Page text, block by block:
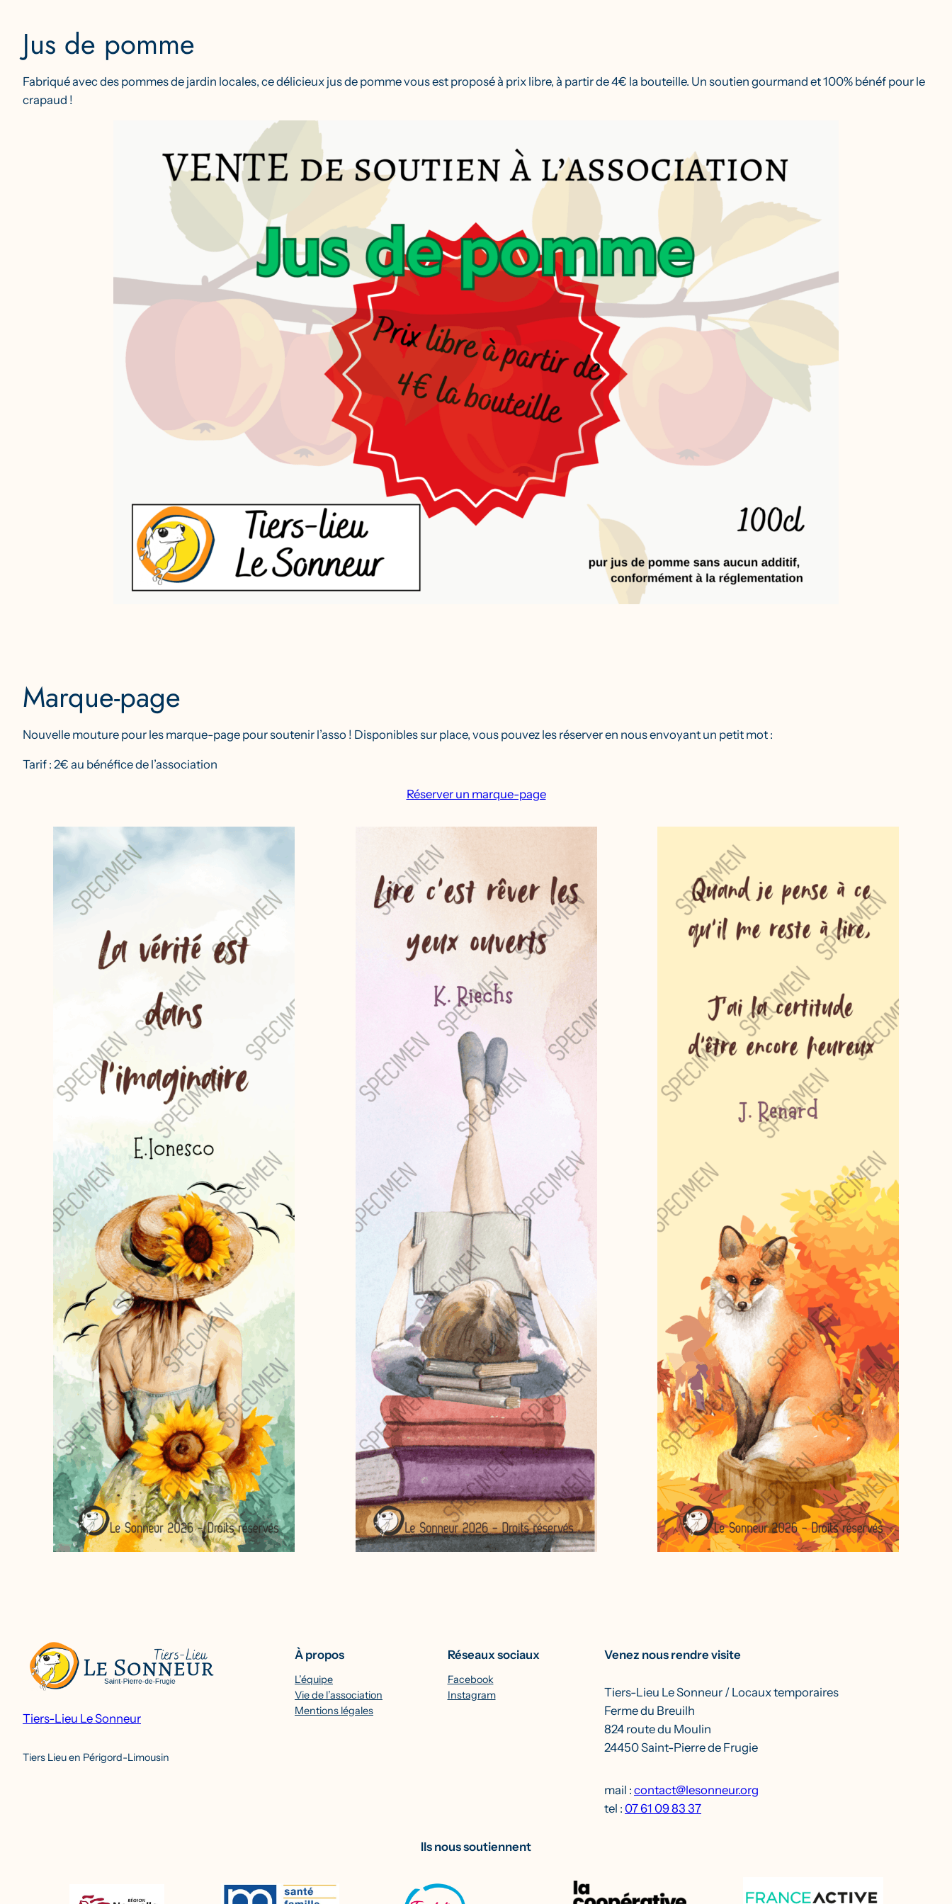
Jus de pomme
Fabriqué avec des pommes de jardin locales, ce délicieux jus de pomme vous est proposé à prix libre, à partir de 4€ la bouteille. Un soutien gourmand et 100% bénéf pour le
crapaud !
Marque-page
Nouvelle mouture pour les marque-page pour soutenir l’asso ! Disponibles sur place, vous pouvez les réserver en nous envoyant un petit mot :
Tarif : 2€ au bénéfice de l’association
Réserver un marque-page
Tiers-Lieu Le Sonneur
Tiers Lieu en Périgord-Limousin
À propos
L’équipe
Vie de l’association
Mentions légales
Réseaux sociaux
Facebook
Instagram
Venez nous rendre visite
Tiers-Lieu Le Sonneur / Locaux temporaires
Ferme du Breuilh
824 route du Moulin
24450 Saint-Pierre de Frugie
mail : contact@lesonneur.org
tel : 07 61 09 83 37
Ils nous soutiennent